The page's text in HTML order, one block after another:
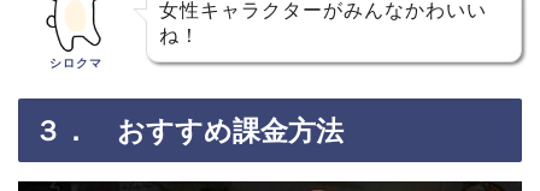
シロクマ
女性キャラクターがみんなかわいい
ね！
３． おすすめ課金方法